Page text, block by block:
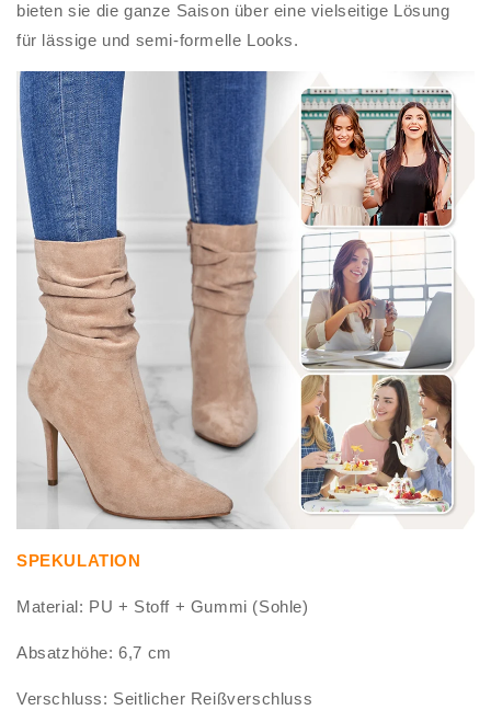
bieten sie die ganze Saison über eine vielseitige Lösung
für lässige und semi-formelle Looks.
SPEKULATION
Material: PU + Stoff + Gummi (Sohle)
Absatzhöhe: 6,7 cm
Verschluss: Seitlicher Reißverschluss